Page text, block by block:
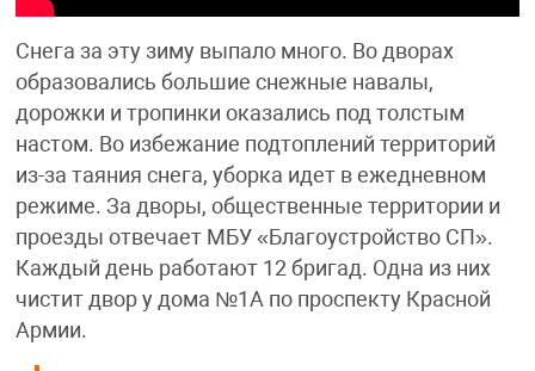
Снега за эту зиму выпало много. Во дворах
образовались большие снежные навалы,
дорожки и тропинки оказались под толстым
настом. Во избежание подтоплений территорий
из-за таяния снега, уборка идет в ежедневном
режиме. За дворы, общественные территории и
проезды отвечает МБУ «Благоустройство СП».
Каждый день работают 12 бригад. Одна из них
чистит двор у дома №1А по проспекту Красной
Армии.